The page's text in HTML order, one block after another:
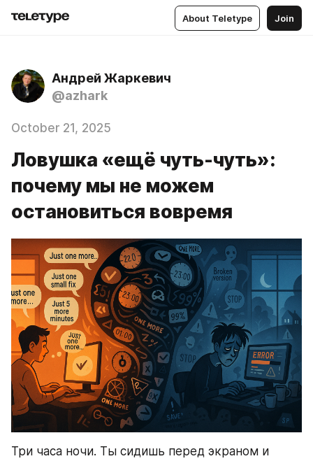
About Teletype Join
Андрей Жаркевич
@azhark
October 21, 2025
Ловушка «ещё чуть-чуть»:
почему мы не можем
остановиться вовремя
Три часа ночи. Ты сидишь перед экраном и